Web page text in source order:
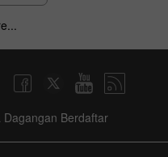
Dagangan Berdaftar